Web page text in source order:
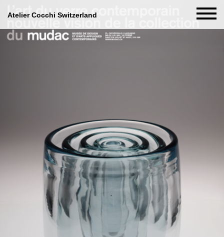
Atelier Cocchi Switzerland